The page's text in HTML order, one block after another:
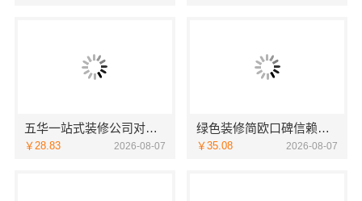
五华一站式装修公司对比，云南至高新型建材有限公司口碑之选
￥28.83 2026-08-07
绿色装修简欧口碑信赖江西尚宅尚品新型环保材料有限公司
￥35.08 2026-08-07